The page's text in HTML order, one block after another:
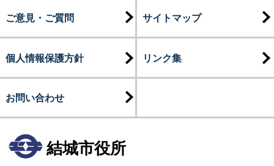
ご意見・ご質問 サイトマップ
個人情報保護方針 リンク集
お問い合わせ
結城市役所